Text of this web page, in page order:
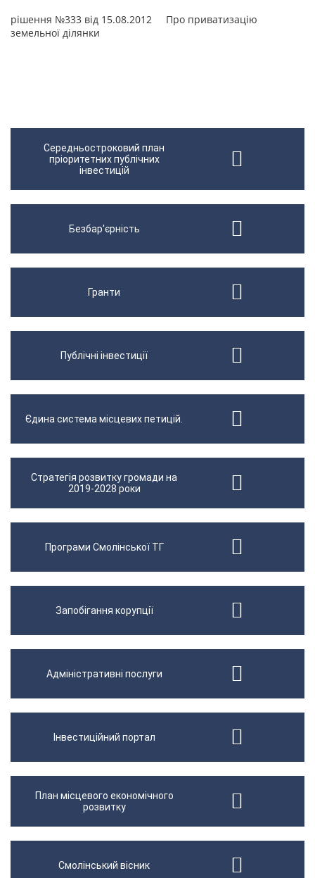
рішення №333 від 15.08.2012 Про приватизацію
земельної ділянки
Середньостроковий план
пріоритетних публічних
інвестицій
Безбар'єрність
Гранти
Публічні інвестиції
Єдина система місцевих петицій.
Стратегія розвитку громади на
2019-2028 роки
Програми Смолінської ТГ
Запобігання корупції
Адміністративні послуги
Інвестиційний портал
План місцевого економічного
розвитку
Смолінський вісник